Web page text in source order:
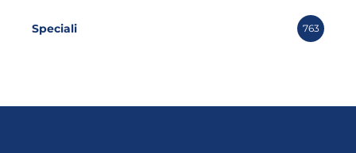
Speciali 763